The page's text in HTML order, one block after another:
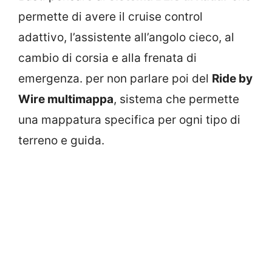
permette di avere il cruise control
adattivo, l’assistente all’angolo cieco, al
cambio di corsia e alla frenata di
emergenza. per non parlare poi del Ride by
Wire multimappa, sistema che permette
una mappatura specifica per ogni tipo di
terreno e guida.